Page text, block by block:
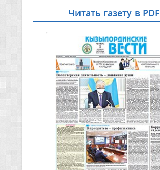
Читать газету в PDF